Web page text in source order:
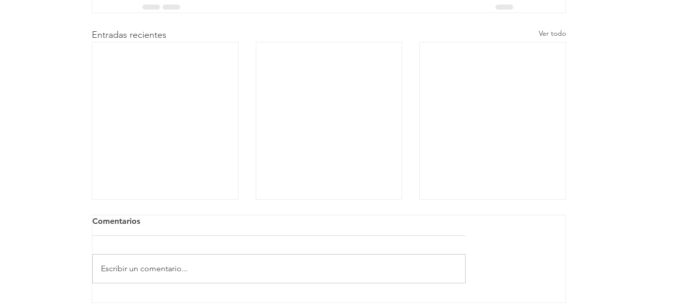
Entradas recientes Ver todo
Comentarios
Escribir un comentario...